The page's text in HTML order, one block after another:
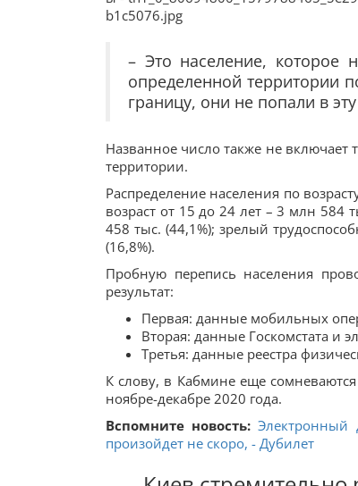
– Это население, которое
определенной территории
границу, они не попали в
Названное число также не
территории.
Распределение населения по
возраст от 15 до 24 лет – 3 млн 584
458 тыс. (44,1%); зрелый
(16,8%).
Пробную перепись населения
результат:
Первая: данные мобильных
Вторая: данные Госкомстата и
Третья: данные реестра
К слову, в Кабмине еще
ноябре-декабре 2020 года.
Вспомните новость: Электронный
произойдет не скоро, - Дубилет